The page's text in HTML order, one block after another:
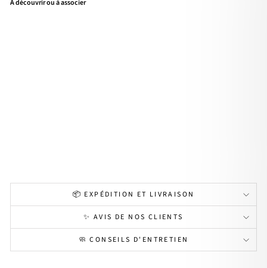
À découvrir ou à associer
📦 EXPÉDITION ET LIVRAISON
✨ AVIS DE NOS CLIENTS
🧼 CONSEILS D'ENTRETIEN